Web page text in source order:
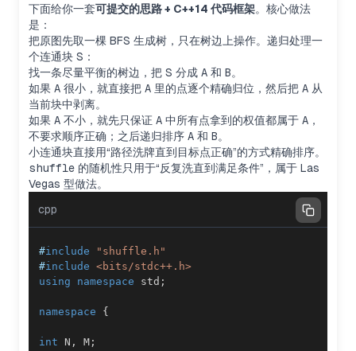
下面给你一套可提交的思路 + C++14 代码框架。核心做法
是：
把原图先取一棵 BFS 生成树，只在树边上操作。递归处理一
个连通块 S ：
找一条尽量平衡的树边，把 S 分成 A 和 B。
如果 A 很小，就直接把 A 里的点逐个精确归位，然后把 A 从
当前块中剥离。
如果 A 不小，就先只保证 A 中所有点拿到的权值都属于 A ，
不要求顺序正确；之后递归排序 A 和 B。
小连通块直接用“路径洗牌直到目标点正确”的方式精确排序。
shuffle 的随机性只用于“反复洗直到满足条件”，属于 Las
Vegas 型做法。
cpp
#include
"shuffle.h"
#include <bits/stdc++.h>
using
namespace std ;
namespace {
int N , M ;